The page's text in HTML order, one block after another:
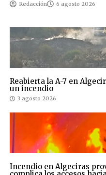
Redacción 6 agosto 2026
Reabierta la A-7 en
un incendio
3 agosto 2026
Incendio en Algeciras